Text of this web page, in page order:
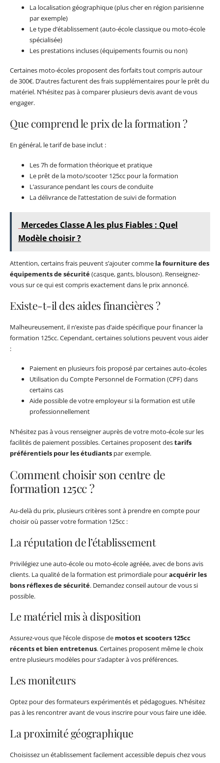
La localisation géographique (plus cher en région parisienne
par exemple)
Le type d’établissement (auto-école classique ou moto-école
spécialisée)
Les prestations incluses (équipements fournis ou non)
Certaines moto-écoles proposent des forfaits tout compris autour
de 300€. D’autres facturent des frais supplémentaires pour le prêt du
matériel. N’hésitez pas à comparer plusieurs devis avant de vous
engager.
Que comprend le prix de la formation ?
En général, le tarif de base inclut :
Les 7h de formation théorique et pratique
Le prêt de la moto/scooter 125cc pour la formation
L’assurance pendant les cours de conduite
La délivrance de l’attestation de suivi de formation
Mercedes Classe A les plus Fiables : Quel
Modèle choisir ?
Attention, certains frais peuvent s’ajouter comme la fourniture des
équipements de sécurité(casque, gants, blouson). Renseignez-
vous sur ce qui est compris exactement dans le prix annoncé.
Existe-t-il des aides financières ?
Malheureusement, il n’existe pas d’aide spécifique pour financer la
formation 125cc. Cependant, certaines solutions peuvent vous aider
:
Paiement en plusieurs fois proposé par certaines auto-écoles
Utilisation du Compte Personnel de Formation (CPF) dans
certains cas
Aide possible de votre employeur si la formation est utile
professionnellement
N’hésitez pas à vous renseigner auprès de votre moto-école sur les
facilités de paiement possibles. Certaines proposent destarifs
préférentiels pour les étudiants par exemple.
Comment choisir son centre de
formation 125cc ?
Au-delà du prix, plusieurs critères sont à prendre en compte pour
choisir où passer votre formation 125cc :
La réputation de l’établissement
Privilégiez une auto-école ou moto-école agréée, avec de bons avis
clients. La qualité de la formation est primordiale pouracquérir les
bons réflexes de sécurité. Demandez conseil autour de vous si
possible.
Le matériel mis à disposition
Assurez-vous que l’école dispose de motos et scooters 125cc
récents et bien entretenus. Certaines proposent même le choix
entre plusieurs modèles pour s’adapter à vos préférences.
Les moniteurs
Optez pour des formateurs expérimentés et pédagogues. N’hésitez
pas à les rencontrer avant de vous inscrire pour vous faire une idée.
La proximité géographique
Choisissez un établissement facilement accessible depuis chez vous